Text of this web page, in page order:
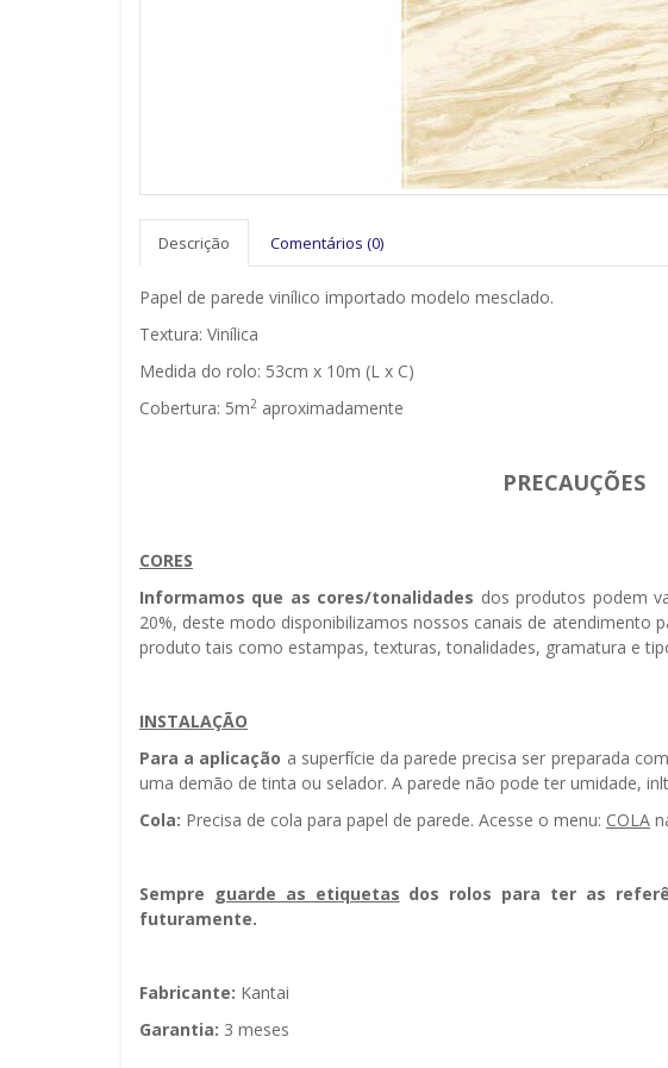
Descrição Comentários (0)
Papel de parede vinílico importado modelo mesclado.
Textura: Vinílica
Medida do rolo: 53cm x 10m (L x C)
Cobertura: 5m2 aproximadamente
PRECAUÇÕES
CORES
Informamos que as cores/tonalidades dos produtos podem
20%, deste modo disponibilizamos nossos canais de atendimento
produto tais como estampas, texturas, tonalidades, gramatura e
INSTALAÇÃO
Para a aplicação a superfície da parede precisa ser preparada
uma demão de tinta ou selador. A parede não pode ter umidade,
Cola: Precisa de cola para papel de parede. Acesse o menu: COLA
Sempre guarde as etiquetas dos rolos para ter as
futuramente.
Fabricante: Kantai
Garantia: 3 meses